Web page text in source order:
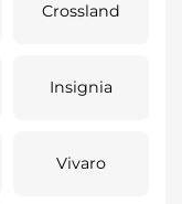
Crossland
Insignia
Vivaro